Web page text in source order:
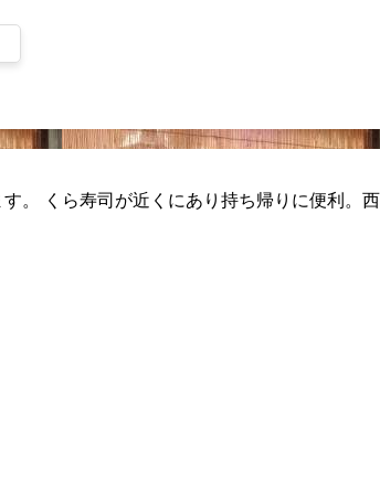
。 くら寿司が近くにあり持ち帰りに便利。